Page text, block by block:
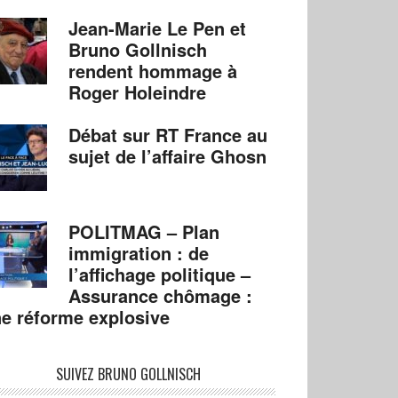
Jean-Marie Le Pen et
Bruno Gollnisch
rendent hommage à
Roger Holeindre
Débat sur RT France au
sujet de l’affaire Ghosn
POLITMAG – Plan
immigration : de
l’affichage politique –
Assurance chômage :
réforme explosive
SUIVEZ BRUNO GOLLNISCH